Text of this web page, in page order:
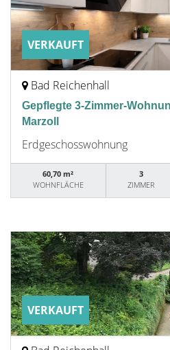
VERKAUFT
Bad Reichenhall
Gepflegte 3-Zimmer-
Marzoll
Erdgeschosswohnung
60,70 m²
WOHNFLÄCHE
3
ZIMMER
VERKAUFT